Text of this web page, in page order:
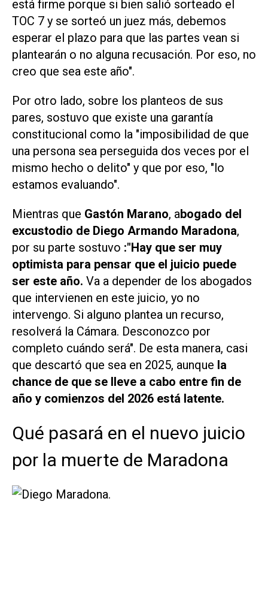
está firme porque si bien salió sorteado el
TOC 7 y se sorteó un juez más, debemos
esperar el plazo para que las partes vean si
plantearán o no alguna recusación. Por eso, no
creo que sea este año".
Por otro lado, sobre los planteos de sus
pares, sostuvo que existe una garantía
constitucional como la "imposibilidad de que
una persona sea perseguida dos veces por el
mismo hecho o delito" y que por eso, "lo
estamos evaluando".
Mientras que Gastón Marano, abogado del
excustodio de Diego Armando Maradona,
por su parte sostuvo :"Hay que ser muy
optimista para pensar que el juicio puede
ser este año. Va a depender de los abogados
que intervienen en este juicio, yo no
intervengo. Si alguno plantea un recurso,
resolverá la Cámara. Desconozco por
completo cuándo será". De esta manera, casi
que descartó que sea en 2025, aunque la
chance de que se lleve a cabo entre fin de
año y comienzos del 2026 está latente.
Qué pasará en el nuevo juicio
por la muerte de Maradona